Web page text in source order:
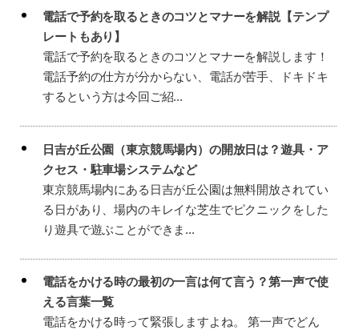
電話で予約を取るときのコツとマナーを解説【テンプ
レートもあり】
電話で予約を取るときのコツとマナーを解説します！
電話予約の仕方が分からない、電話が苦手、ドキドキ
するという方は今回ご紹...
日吉が丘公園（東京競馬場内）の開放日は？遊具・ア
クセス・駐車場システムなど
東京競馬場内にある日吉が丘公園は無料開放されてい
る日があり、場内のキレイな芝生でピクニックをした
り遊具で遊ぶことができま...
電話をかける時の最初の一言は何て言う？第一声で使
える言葉一覧
電話をかける時って緊張しますよね。 第一声でどん